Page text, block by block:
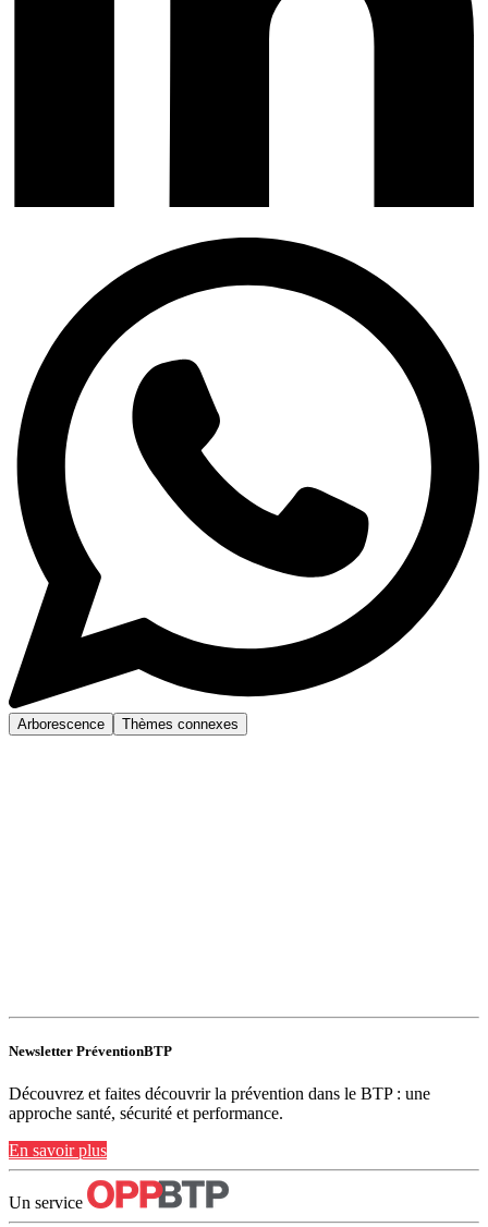
Arborescence Thèmes connexes
Newsletter PréventionBTP
Découvrez et faites découvrir la prévention dans le BTP : une
approche santé, sécurité et performance.
En savoir plus
Un service